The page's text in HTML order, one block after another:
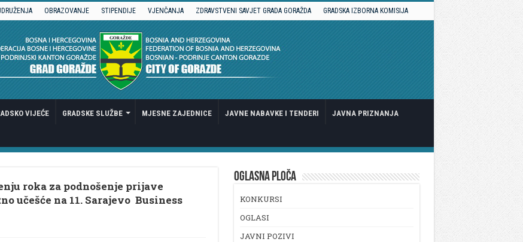
OBRAZOVANJE STIPENDIJE VJENČANJA ZDRAVSTVENI SAVJET GRADA GORAŽDA GRADSKA IZBORNA KOMISIJA
VIJEĆE GRADSKE SLUŽBE MJESNE ZAJEDNICE JAVNE NABAVKE I TENDERI JAVNA PRIZNANJA
roka za podnošenje prijave
učešće na 11. Sarajevo Business
OGLASNA PLOČA
KONKURSI
OGLASI
JAVNI POZIVI